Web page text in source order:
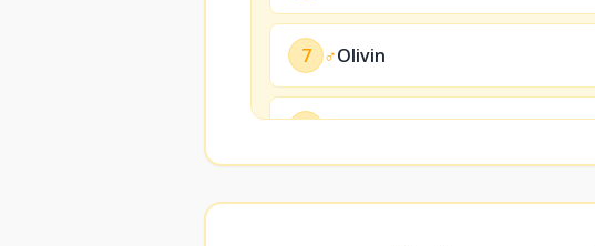
7 ♂Olivin
9 ♂Onyks